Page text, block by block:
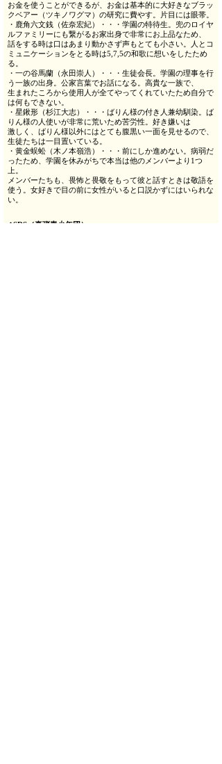
お金を使うことができるが、お金は基本的に大好きなブラッ
クベアー（ツキノワグマ）の研究に費やす。片目には眼帯。
・鹿角六文銭（佐奈宏紀）・・・学園の特待生。兜のロイヤ
ルファミリーにも繋がるお家出身で非常にお上品なため、
話をする時は口はあまり動かさず声もとても小さい。人とコ
ミュニケーションをとる時は5,7,5の和歌に想いをしたため
る。
・一の谷馬蘭（永田崇人）・・・生徒会長。学園の理事を行
う一族の出身。公家言葉でお話になる。高貴な一族で、
生まれたころから使用人が全てやってくれていたため自分で
は何もできない。
・星鍬形（杉江大志）・・・ばりん様の付き人兼幼馴染。ば
りん様の人使いが非常に荒いため苦労性。好き嫌いは
激しく、ばりん様以外にはとても腹黒い一面を見せるので、
生徒たちは一目置いている。
・黄金蜈蚣（木ノ本嶺浩）・・・前にしか進めない。病弱だ
ったため、学園を休みがちで本当は他のメンバーより1つ
上。
メンバーたちも、畏怖と畏敬をもって彼と話すときは敬語を
使う。女好きで目の前に女性がいると口説かずにはいられな
い。
◆SDS（真弾青少年団）